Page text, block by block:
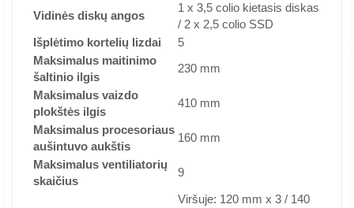
Vidinės diskų angos
1 x 3,5 colio kietasis diskas
/ 2 x 2,5 colio SSD
Išplėtimo kortelių lizdai
5
Maksimalus maitinimo
šaltinio ilgis
230 mm
Maksimalus vaizdo
plokštės ilgis
410 mm
Maksimalus procesoriaus
aušintuvo aukštis
160 mm
Maksimalus ventiliatorių
skaičius
9
Viršuje: 120 mm x 3 / 140